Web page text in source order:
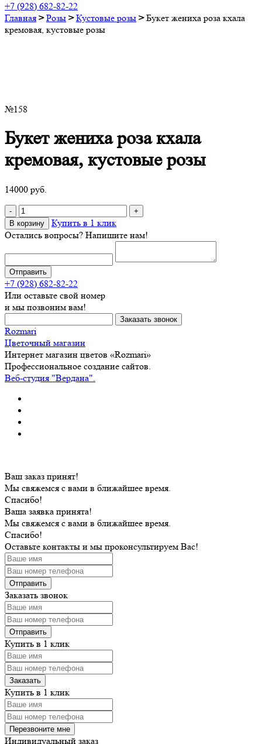
+7 (928) 682-82-22
Главная > Розы > Кустовые розы >Букет жениха роза кхала
кремовая, кустовые розы
№158
Букет жениха роза кхала
кремовая, кустовые розы
14000 руб.
Quantity
В корзину
Купить в 1 клик
Остались вопросы? Напишите нам!
+7 (928) 682-82-22
Или оставьте свой номер
и мы позвоним вам!
Rozmari
Цветочный магазин
Интернет магазин цветов «Rozmari»
Профессиональное создание сайтов.
Веб-студия "Вердана".
Ваш заказ принят!
Мы свяжемся с вами в ближайшее время.
Спасибо!
Ваша заявка принята!
Мы свяжемся с вами в ближайшее время.
Спасибо!
Оставьте контакты и мы проконсультируем Вас!
Заказать звонок
Купить в 1 клик
Купить в 1 клик
Индивидуальный заказ